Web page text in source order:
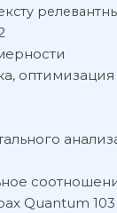
оптимизация
Quantum 103